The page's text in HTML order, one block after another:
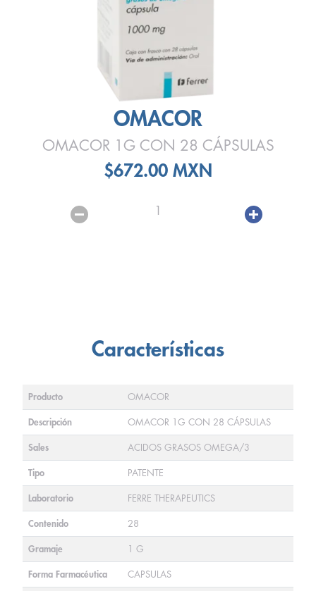
OMACOR
OMACOR 1G CON 28 CÁPSULAS
$672.00 MXN
1
Características
Producto OMACOR
Descripción OMACOR 1G CON 28 CÁPSULAS
Sales ACIDOS GRASOS OMEGA/3
Tipo PATENTE
Laboratorio FERRE THERAPEUTICS
Contenido 28
Gramaje 1 G
Forma Farmacéutica CAPSULAS